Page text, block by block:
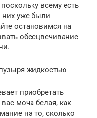
всему есть
них уже были
остановимся на
обесцвечивание
жидкостью
приобретать
моча белая, как
на то, сколько